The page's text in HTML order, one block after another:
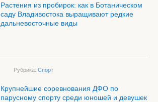
Растения из пробирок: как в Ботаническом
саду Владивостока выращивают редкие
дальневосточные виды
Рубрика: Спорт
Крупнейшие соревнования ДФО по
парусному спорту среди юношей и девушек